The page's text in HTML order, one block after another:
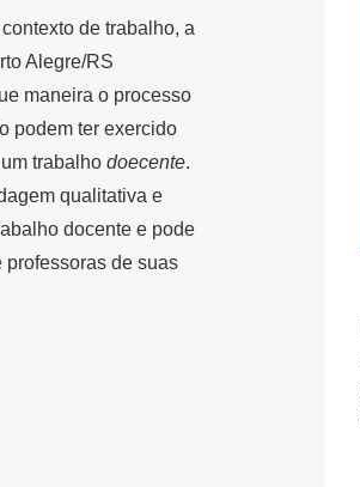
de trabalho, a
Alegre/RS
maneira o processo
podem ter exercido
trabalho doecente.
qualitativa e
docente e pode
professoras de suas